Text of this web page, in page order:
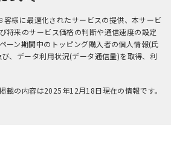
客様に最適化されたサービスの提供、本サービ
将来のサービス価格の判断や通信速度の設定
ーン期間中のトッピング購入者の個人情報(氏
、データ利用状況(データ通信量)を取得、利
載の内容は2025年12月18日現在の情報です。